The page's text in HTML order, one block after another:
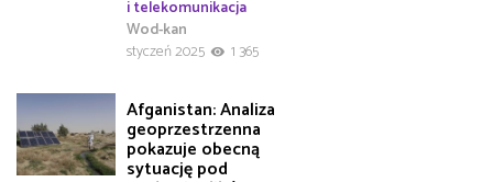
i telekomunikacja
Wod-kan
styczeń 2025
1 365
Afganistan: Analiza
geoprzestrzenna
pokazuje obecną
sytuację pod